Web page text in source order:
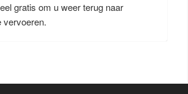
gratis om u weer terug naar
vervoeren.